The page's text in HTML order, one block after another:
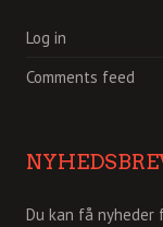
Log in
Comments feed
Du kan få nyheder